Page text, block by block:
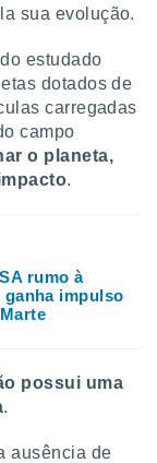
sua evolução.
estudado
dotados de
carregadas
campo
o planeta,
.
rumo à
impulso
possui uma
.
ausência de